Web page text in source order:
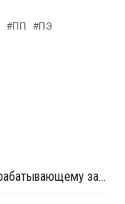
#ПП #ПЭ
НИПИГАЗ прекратил работы по газоперерабатывающему заводу в Усть-Луге